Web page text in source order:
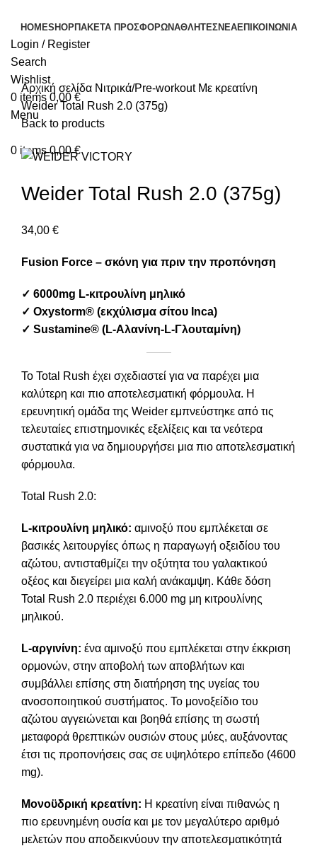
HOMESHOPΠΑΚΕΤΑ ΠΡΟΣΦΟΡΩΝΑΘΛΗΤΕΣΝΕΑΕΠΙΚΟΙΝΩΝΙΑ
Login / Register
Search
Wishlist
0 items 0,00 €
Menu
0 items 0,00€
Click to enlarge
Αρχική σελίδα Νιτρικά/Pre-workout Με κρεατίνη
Weider Total Rush 2.0 (375g)
Back to products
Weider Total Rush 2.0 (375g)
34,00 €
Fusion Force – σκόνη για πριν την προπόνηση
✓ 6000mg L-κιτρουλίνη μηλικό
✓ Oxystorm® (εκχύλισμα σίτου Inca)
✓ Sustamine® (L-Αλανίνη-L-Γλουταμίνη)
Το Total Rush έχει σχεδιαστεί για να παρέχει μια
καλύτερη και πιο αποτελεσματική φόρμουλα. Η
ερευνητική ομάδα της Weider εμπνεύστηκε από τις
τελευταίες επιστημονικές εξελίξεις και τα νεότερα
συστατικά για να δημιουργήσει μια πιο αποτελεσματική
φόρμουλα.
Total Rush 2.0:
L-κιτρουλίνη μηλικό: αμινοξύ που εμπλέκεται σε
βασικές λειτουργίες όπως η παραγωγή οξειδίου του
αζώτου, αντισταθμίζει την οξύτητα του γαλακτικού
οξέος και διεγείρει μια καλή ανάκαμψη. Κάθε δόση
Total Rush 2.0 περιέχει 6.000 mg μη κιτρουλίνης
μηλικού.
L-αργινίνη: ένα αμινοξύ που εμπλέκεται στην έκκριση
ορμονών, στην αποβολή των αποβλήτων και
συμβάλλει επίσης στη διατήρηση της υγείας του
ανοσοποιητικού συστήματος. Το μονοξείδιο του
αζώτου αγγειώνεται και βοηθά επίσης τη σωστή
μεταφορά θρεπτικών ουσιών στους μύες, αυξάνοντας
έτσι τις προπονήσεις σας σε υψηλότερο επίπεδο (4600
mg).
Μονοϋδρική κρεατίνη: Η κρεατίνη είναι πιθανώς η
πιο ερευνημένη ουσία και με τον μεγαλύτερο αριθμό
μελετών που αποδεικνύουν την αποτελεσματικότητά